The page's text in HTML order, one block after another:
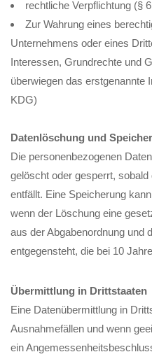
rechtliche Verpflichtung (§
Zur Wahrung eines
Unternehmens oder eines
Interessen, Grundrechte und
überwiegen das erstgenannte
KDG)
Datenlöschung und
Die personenbezogenen
gelöscht oder gesperrt,
entfällt. Eine Speicherung
wenn der Löschung eine
aus der Abgabenordnung und
entgegensteht, die bei 10
Übermittlung in Drittstaaten
Eine Datenübermittlung in
Ausnahmefällen und wenn
ein